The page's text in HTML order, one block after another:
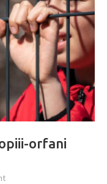
orfani